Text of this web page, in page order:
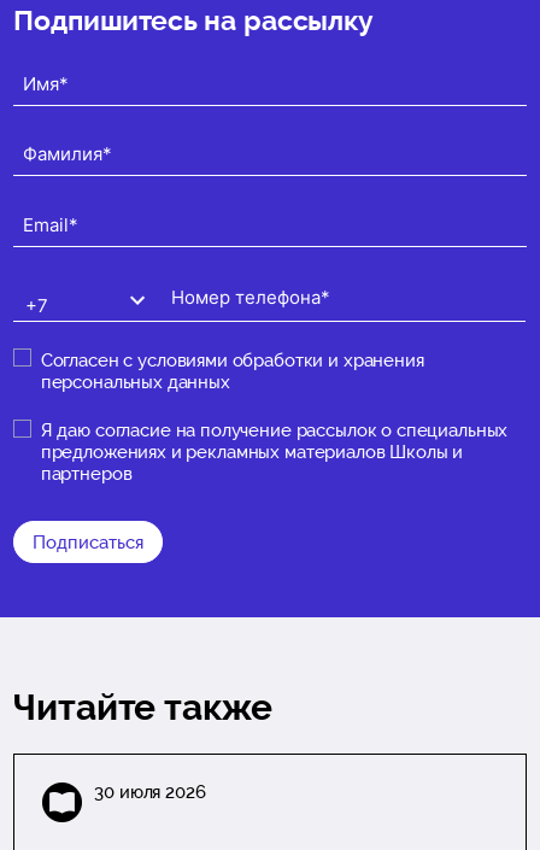
Подпишитесь на рассылку
Согласен сусловиями обработки и хранения
персональных данных
Я даю согласие на получение рассылок о специальных
предложениях и рекламных материалов Школы и
партнеров
Подписаться
Читайте также
30 июля 2026